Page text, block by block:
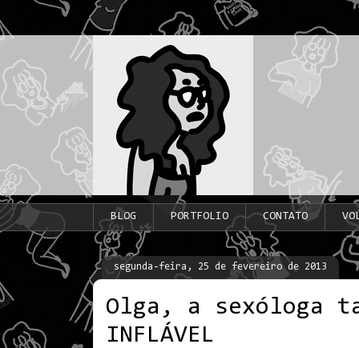
BLOG PORTFOLIO CONTATO
segunda-feira, 25 de fevereiro de 2013
Olga, a sexóloga
INFLÁVEL